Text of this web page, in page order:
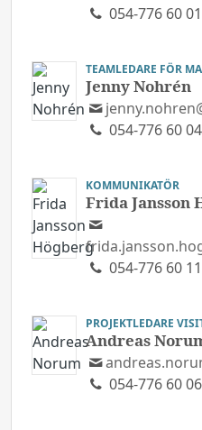
054-776 60 01
TEAMLEDARE FÖR
Jenny Nohrén
054-776 60 04
KOMMUNIKATÖR
Frida Jansson
054-776 60 11
PROJEKTLEDARE
Andreas
054-776 60 06